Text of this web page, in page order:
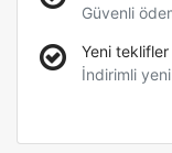
Güvenli
Yeni teklifler
İndirimli